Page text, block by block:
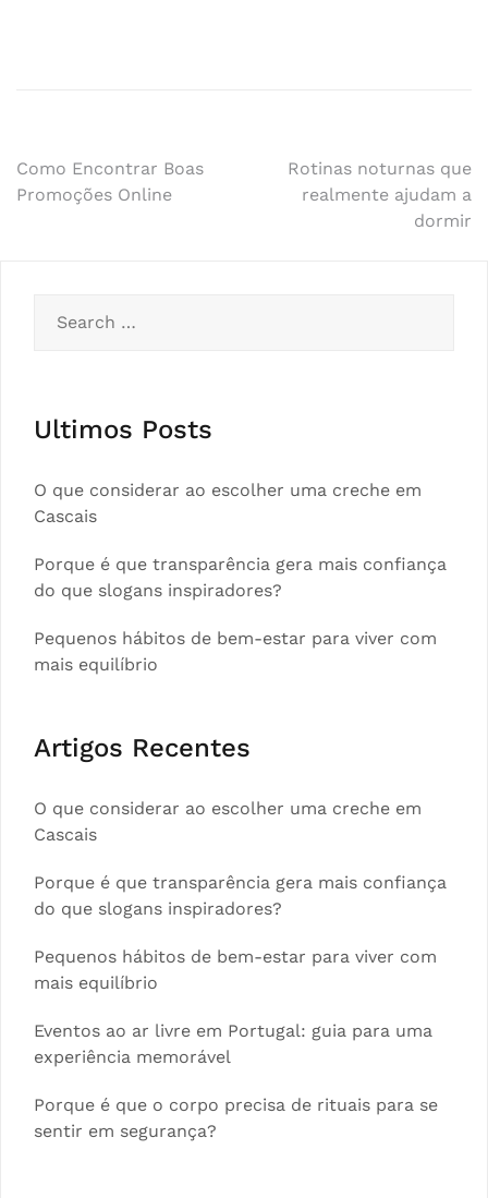
Post
navigation
Como Encontrar Boas
Promoções Online
Rotinas noturnas que
realmente ajudam a
dormir
for:
Ultimos Posts
O que considerar ao escolher uma creche em
Cascais
Porque é que transparência gera mais confiança
do que slogans inspiradores?
Pequenos hábitos de bem-estar para viver com
mais equilíbrio
Artigos Recentes
O que considerar ao escolher uma creche em
Cascais
Porque é que transparência gera mais confiança
do que slogans inspiradores?
Pequenos hábitos de bem-estar para viver com
mais equilíbrio
Eventos ao ar livre em Portugal: guia para uma
experiência memorável
Porque é que o corpo precisa de rituais para se
sentir em segurança?